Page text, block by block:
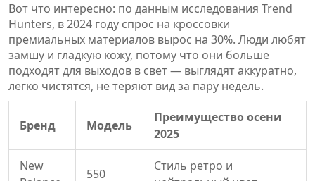
Вот что интересно: по данным исследования Trend
Hunters, в 2024 году спрос на кроссовки
премиальных материалов вырос на 30%. Люди любят
замшу и гладкую кожу, потому что они больше
подходят для выходов в свет — выглядят аккуратно,
легко чистятся, не теряют вид за пару недель.
Бренд Модель
Преимущество осени
2025
New
550
Стиль ретро и